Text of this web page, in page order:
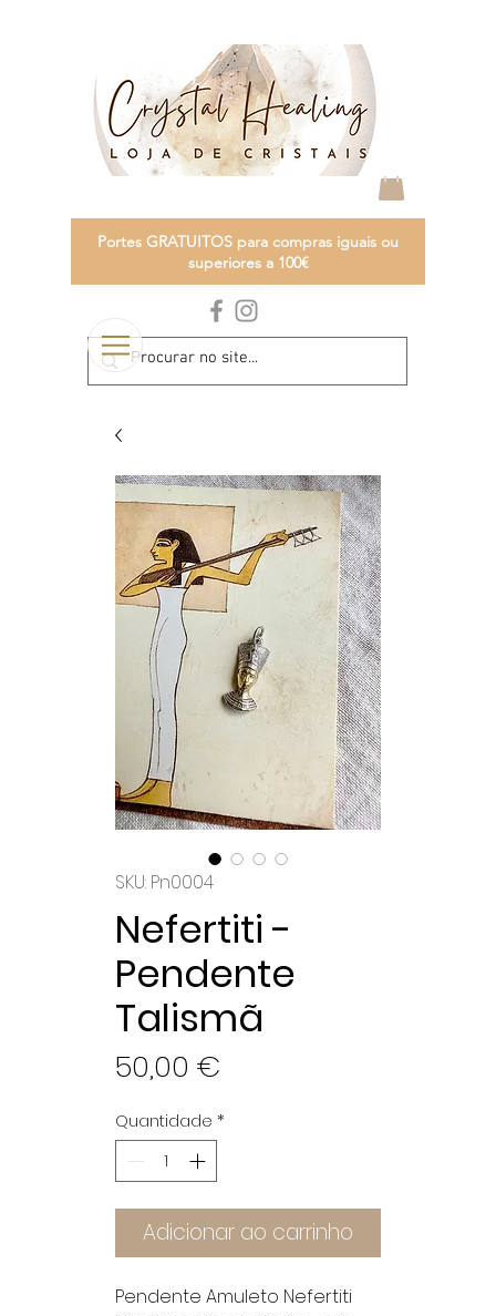
Portes GRATUITOS para compras iguais ou
superiores a 100€
SKU: Pn0004
Nefertiti -
Pendente
Talismã
50,00 €
Quantidade *
Adicionar ao carrinho
Pendente Amuleto Nefertiti